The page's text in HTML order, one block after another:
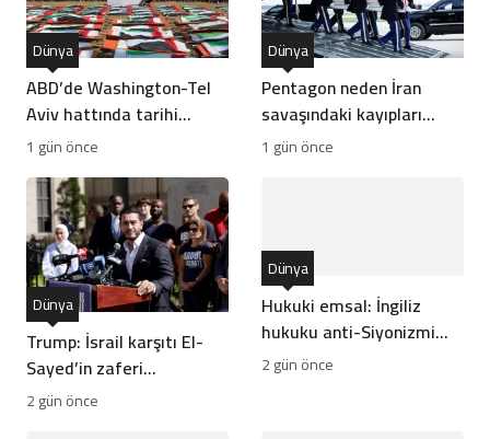
ABD’de Washington-Tel
Aviv hattında tarihi
çatlak: Zaman İsrail’in
aleyhine işliyor
Dünya
1 gün önce
Pentagon neden İran
savaşındaki kayıpları
gizleme kararı aldı?
Dünya
1 gün önce
Trump: İsrail karşıtı El-
Sayed’in zaferi
Cumhuriyetçiler için
harika haber
Dünya
2 gün önce
Hukuki emsal: İngiliz
hukuku anti-Siyonizmi
koruma altına aldı
Dünya
2 gün önce